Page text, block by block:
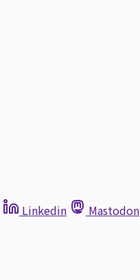
Linkedin Mastodon